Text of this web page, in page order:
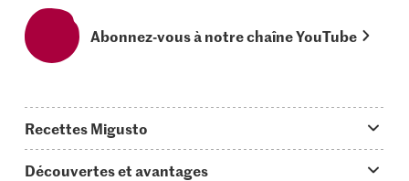
Abonnez-vous à notre chaîne YouTube
Recettes Migusto
Découvertes et avantages